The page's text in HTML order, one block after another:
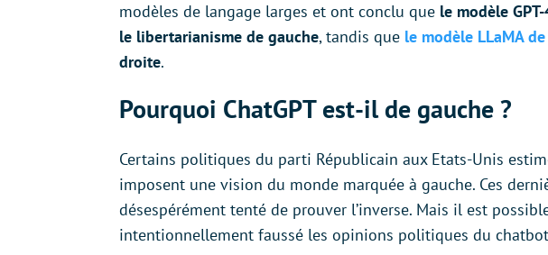
modèles de langage larges et ont conclu que le modèle
le libertarianisme de gauche, tandis que le modèle LLaMA
droite.
Pourquoi ChatGPT est-il de gauche ?
Certains politiques du parti Républicain aux Etats-Unis
imposent une vision du monde marquée à gauche. Ces
désespérément tenté de prouver l’inverse. Mais il est
intentionnellement faussé les opinions politiques du